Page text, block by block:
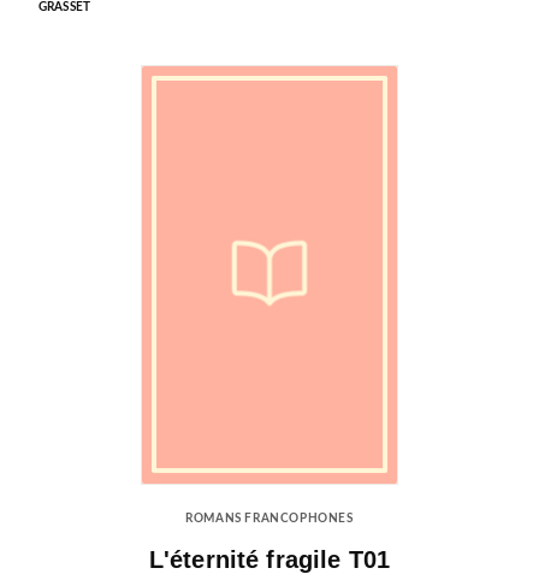
GRASSET
ROMANS FRANCOPHONES
L'éternité fragile T01